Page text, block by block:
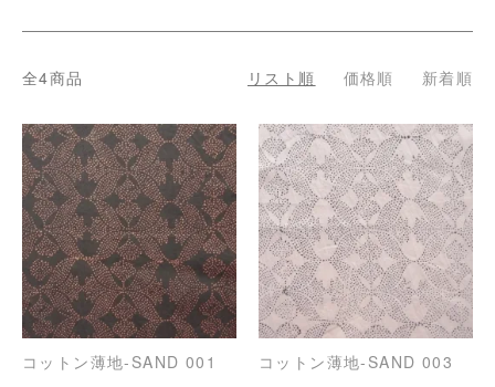
全4商品 リスト順 価格順 新着順
コットン薄地-SAND 001
コットン薄地-SAND 003